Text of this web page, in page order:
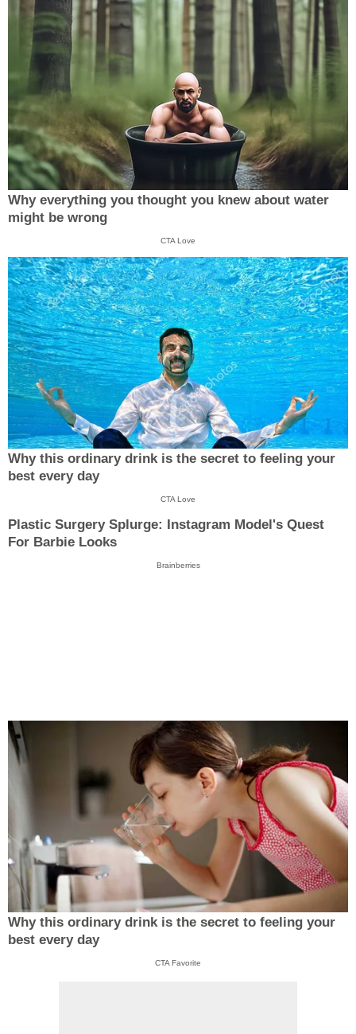
Why everything you thought you knew about water
might be wrong
CTA Love
Why this ordinary drink is the secret to feeling your
best every day
CTA Love
Plastic Surgery Splurge: Instagram Model's Quest
For Barbie Looks
Brainberries
Why this ordinary drink is the secret to feeling your
best every day
CTA Favorite